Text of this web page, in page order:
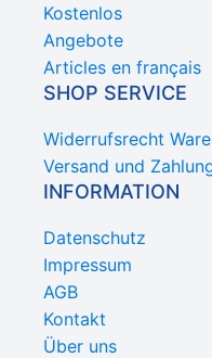
Kostenlos
Angebote
Articles en français
SHOP SERVICE
Widerrufsrecht
Versand und
INFORMATION
Datenschutz
Impressum
AGB
Kontakt
Über uns